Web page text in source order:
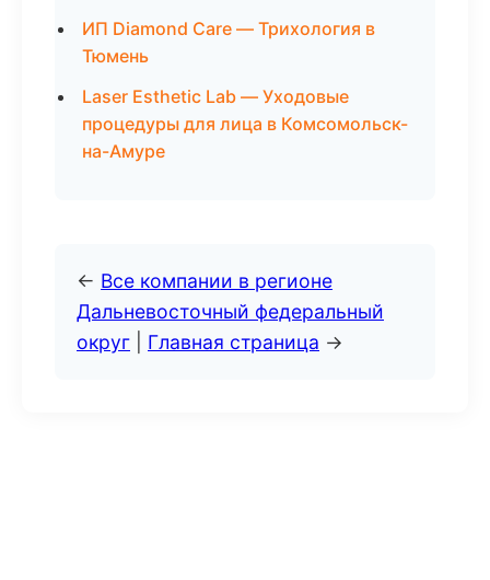
ИП Diamond Care — Трихология в
Тюмень
Laser Esthetic Lab — Уходовые
процедуры для лица в Комсомольск-
на-Амуре
← Все компании в регионе
Дальневосточный федеральный
округ
Главная страница →